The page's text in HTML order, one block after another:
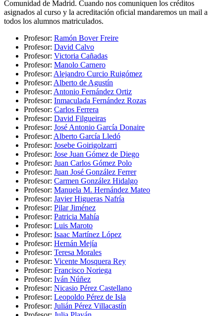
Comunidad de Madrid. Cuando nos comuniquen los créditos
asignados al curso y la acreditación oficial mandaremos un mail a
todos los alumnos matriculados.
Profesor: Ramón Bover Freire
Profesor: David Calvo
Profesor: Victoria Cañadas
Profesor: Manolo Carnero
Profesor: Alejandro Curcio Ruigómez
Profesor: Alberto de Agustín
Profesor: Antonio Fernández Ortiz
Profesor: Inmaculada Fernández Rozas
Profesor: Carlos Ferrera
Profesor: David Filgueiras
Profesor: José Antonio García Donaire
Profesor: Alberto García Lledó
Profesor: Josebe Goirigolzarri
Profesor: Jose Juan Gómez de Diego
Profesor: Juan Carlos Gómez Polo
Profesor: Juan José González Ferrer
Profesor: Carmen González Hidalgo
Profesor: Manuela M. Hernández Mateo
Profesor: Javier Higueras Nafría
Profesor: Pilar Jiménez
Profesor: Patricia Mahía
Profesor: Luis Maroto
Profesor: Isaac Martínez López
Profesor: Hernán Mejía
Profesor: Teresa Morales
Profesor: Vicente Mosquera Rey
Profesor: Francisco Noriega
Profesor: Iván Núñez
Profesor: Nicasio Pérez Castellano
Profesor: Leopoldo Pérez de Isla
Profesor: Julián Pérez Villacastín